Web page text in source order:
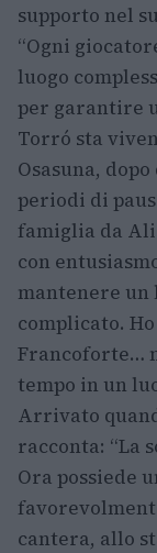
supporto nel
“Ogni
luogo
per garantire
Torró sta
Osasuna,
periodi di
famiglia da
con
mantenere un
complicato.
Francoforte…
tempo in un
Arrivato
racconta: “La
Ora possiede
cantera, allo